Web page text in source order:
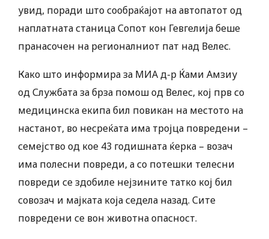
увид, поради што сообраќајот на автопатот од
наплатната станица Сопот кон Гевгелија беше
пранасочен на регионалниот пат над Велес.
Како што информира за МИА д-р Ќами Амзиу
од Службата за брза помош од Велес, кој прв со
медицинска екипа бил повикан на местото на
настанот, во несреќата има тројца повредени –
семејство од кое 43 годишната ќерка – возач
има полесни повреди, а со потешки телесни
повреди се здобиле нејзините татко кој бил
совозач и мајката која седела назад. Сите
повредени се вон животна опасност.